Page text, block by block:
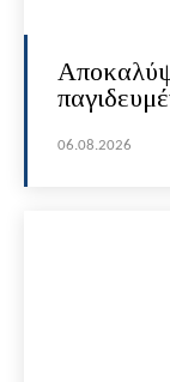
06.08.2026